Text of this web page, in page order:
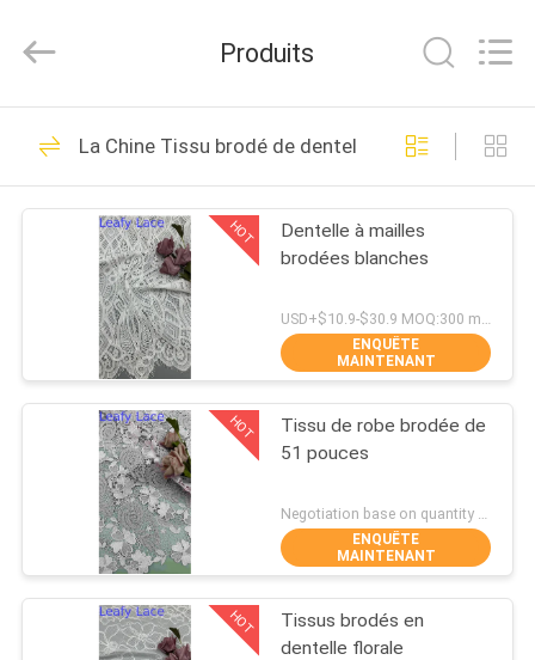
APERÇU
PRODUITS
PROPOS
NOUS
VISITE
D'USINE
CONTRÔLE
Textiles
Rights
Tissu brodé de
dentelle
280
Tissu brodé de
paillette
194
Produits
La Chine Tissu brodé de dentelle
HOT
Dentelle à mailles
brodées blanches
USD+$10.9-$30.9 MOQ:300 mètres
ENQUÊTE
MAINTENANT
HOT
Tissu de robe brodée de
51 pouces
ENQUÊTE
MAINTENANT
HOT
Tissus brodés en
dentelle florale